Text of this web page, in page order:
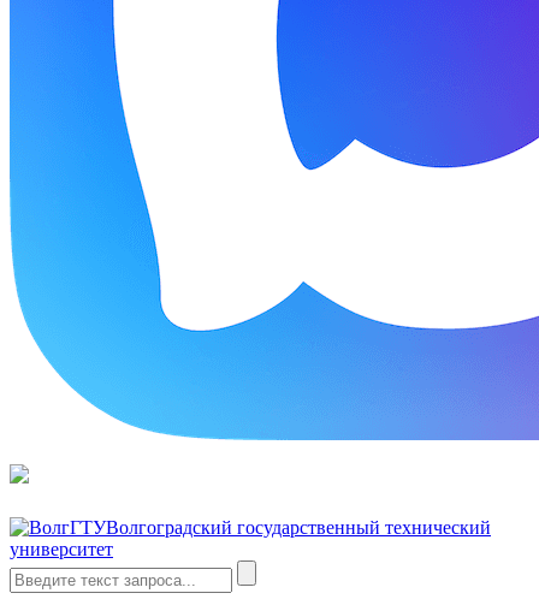
Волгоградский государственный технический
университет